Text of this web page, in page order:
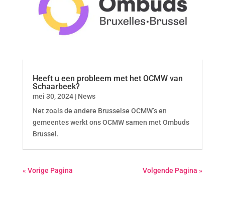
Heeft u een probleem met het OCMW van
Schaarbeek?
mei 30, 2024| News
Net zoals de andere Brusselse OCMW’s en
gemeentes werkt ons OCMW samen met Ombuds
Brussel.
« Vorige Pagina Volgende Pagina »